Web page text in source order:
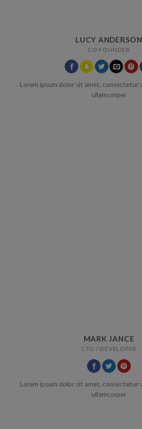
LUCY ANDERSON
CO FOUNDER
Lorem ipsum dolor sit amet, consectetur
ullamcorper
MARK JANCE
CTO / DEVELOPER
Lorem ipsum dolor sit amet, consectetur
ullamcorper